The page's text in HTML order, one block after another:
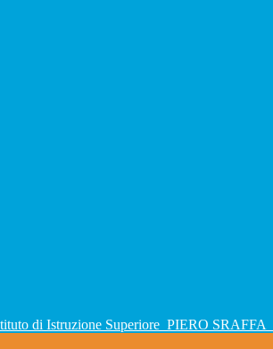
di Istruzione Superiore PIERO SRAFFA